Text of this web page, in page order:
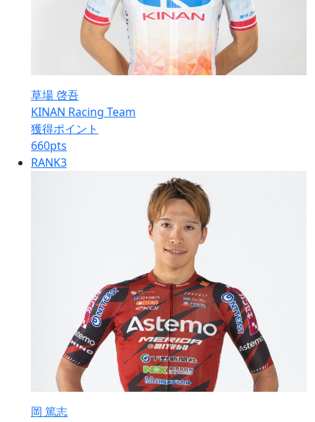
草場 啓吾
KINAN Racing Team
獲得ポイント
660pts
RANK3
岡 篤志